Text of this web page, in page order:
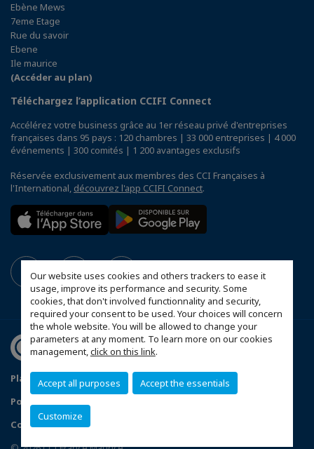
Our website uses cookies and others trackers to ease it
usage, improve its performance and security. Some
cookies, that don't involved functionnality and security,
required your consent to be used. Your choices will concern
the whole website. You will be allowed to change your
parameters at any moment. To learn more on our cookies
management,click on this link.
Accept all purposes Accept the essentials
Customize
Ebène Mews
7eme Etage
Rue du savoir
Ebene
Ile maurice
(Accéder au plan)
Téléchargez l’application CCIFI Connect
Accélérez votre business grâce au 1er réseau privé d'entreprises
françaises dans 95 pays : 120 chambres | 33 000 entreprises | 4 000
événements | 300 comités | 1 200 avantages exclusifs
Réservée exclusivement aux membres des CCI Françaises à
l'International, découvrez l'app CCIFI Connect.
Plan du site
Mentions légales
Politique de confidentialité
Configurer vos préférences cookies